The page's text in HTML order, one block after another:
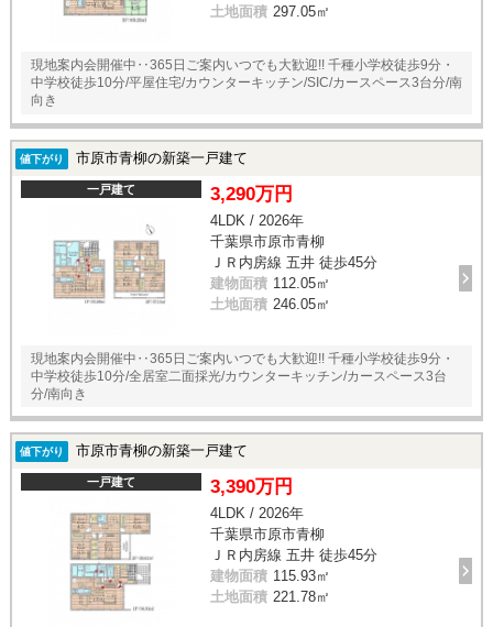
土地面積 297.05㎡
現地案内会開催中‥365日ご案内いつでも大歓迎!! 千種小学校徒歩9分・
中学校徒歩10分/平屋住宅/カウンターキッチン/SIC/カースペース3台分/南
向き
値下がり 市原市青柳の新築一戸建て
一戸建て 3,290万円
4LDK / 2026年
千葉県市原市青柳
ＪＲ内房線 五井 徒歩45分
建物面積 112.05㎡
土地面積 246.05㎡
現地案内会開催中‥365日ご案内いつでも大歓迎!! 千種小学校徒歩9分・
中学校徒歩10分/全居室二面採光/カウンターキッチン/カースペース3台
分/南向き
値下がり 市原市青柳の新築一戸建て
一戸建て 3,390万円
4LDK / 2026年
千葉県市原市青柳
ＪＲ内房線 五井 徒歩45分
建物面積 115.93㎡
土地面積 221.78㎡